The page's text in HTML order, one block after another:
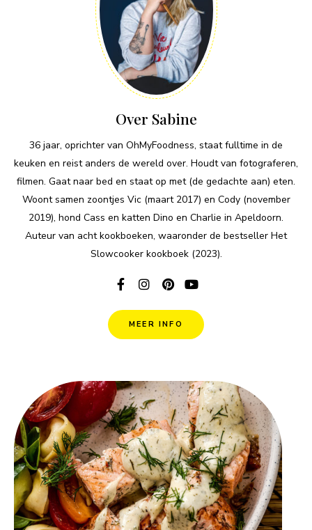
Over Sabine
36 jaar, oprichter van OhMyFoodness, staat fulltime in de
keuken en reist anders de wereld over. Houdt van fotograferen,
filmen. Gaat naar bed en staat op met (de gedachte aan) eten.
Woont samen zoontjes Vic (maart 2017) en Cody (november
2019), hond Cass en katten Dino en Charlie in Apeldoorn.
Auteur van acht kookboeken, waaronder de bestseller Het
Slowcooker kookboek (2023).
MEER INFO